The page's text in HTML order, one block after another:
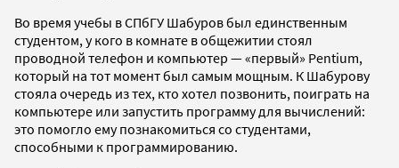
Во время учебы в СПбГУ Шабуров был единственным
студентом, у кого в комнате в общежитии стоял
проводной телефон и компьютер — «первый» Pentium,
который на тот момент был самым мощным. К Шабурову
стояла очередь из тех, кто хотел позвонить, поиграть на
компьютере или запустить программу для вычислений:
это помогло ему познакомиться со студентами,
способными к программированию.